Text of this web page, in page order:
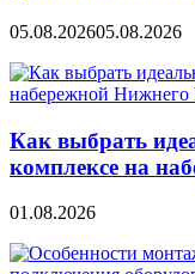
05.08.202605.08.2026
Как выбрать
комплексе на
01.08.2026